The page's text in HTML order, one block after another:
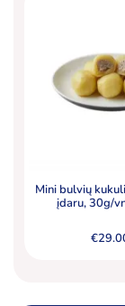
Mini bulvių
įdaru, 30g/
€